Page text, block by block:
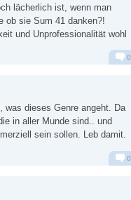
lächerlich ist, wenn man
ob sie Sum 41 danken?!
und Unprofessionalität wohl
0
dieses Genre angeht. Da
in aller Munde sind.. und
sein sollen. Leb damit.
0